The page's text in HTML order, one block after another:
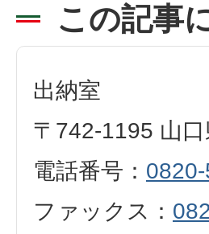
この記事
出納室
〒742-1195 山
電話番号：
ファックス：